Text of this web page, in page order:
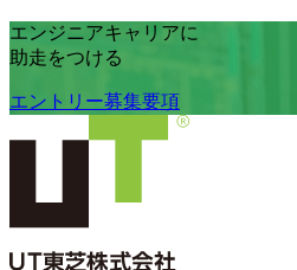
エンジニアキャリアに
助走をつける
エントリー募集要項